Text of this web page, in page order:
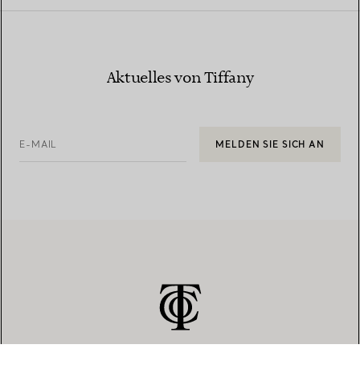
Aktuelles von Tiffany
E-MAIL MELDEN SIE SICH AN